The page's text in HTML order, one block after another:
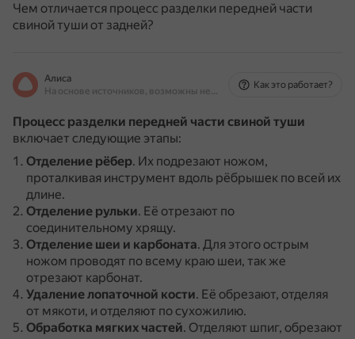
Чем отличается процесс разделки передней части
свиной туши от задней?
Алиса
На основе источников, возможны неточности
Как это работает?
Процесс разделки передней части свиной туши
включает следующие этапы:
Отделение рёбер. Их подрезают ножом,
проталкивая инструмент вдоль рёбрышек по всей их
длине.
Отделение рульки. Её отрезают по
соединительному хрящу.
Отделение шеи и карбоната. Для этого острым
ножом проводят по всему краю шеи, так же
отрезают карбонат.
Удаление лопаточной кости. Её обрезают, отделяя
от мякоти, и отделяют по сухожилию.
Обработка мягких частей. Отделяют шпиг, обрезают